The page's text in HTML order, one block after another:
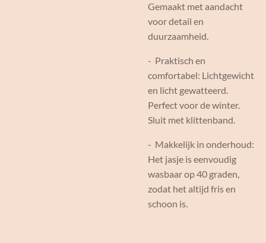
Gemaakt met aandacht
voor detail en
duurzaamheid.
- Praktisch en
comfortabel: Lichtgewicht
en licht gewatteerd.
Perfect voor de winter.
Sluit met klittenband.
- Makkelijk in onderhoud:
Het jasje is eenvoudig
wasbaar op 40 graden,
zodat het altijd fris en
schoon is.